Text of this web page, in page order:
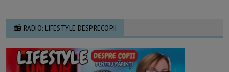
📻 RADIO: LIFESTYLE DESPRECOPII